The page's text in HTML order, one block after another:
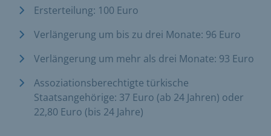
Ersterteilung: 100 Euro
Verlängerung um bis zu drei Monate: 96 Euro
Verlängerung um mehr als drei Monate: 93 Euro
Assoziationsberechtigte türkische
Staatsangehörige: 37 Euro (ab 24 Jahren) oder
22,80 Euro (bis 24 Jahre)